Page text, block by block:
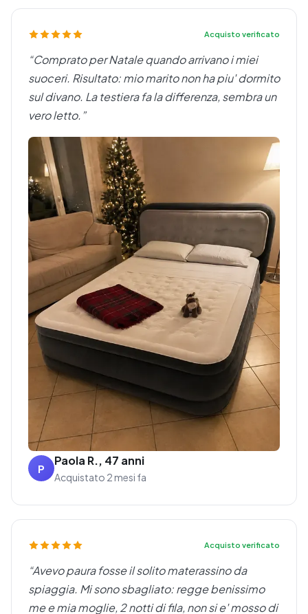
Acquisto verificato
“Comprato per Natale quando arrivano i miei
suoceri. Risultato: mio marito non ha piu' dormito
sul divano. La testiera fa la differenza, sembra un
vero letto.”
P
Paola R., 47 anni
Acquistato 2 mesi fa
Acquisto verificato
“Avevo paura fosse il solito materassino da
spiaggia. Mi sono sbagliato: regge benissimo
me e mia moglie, 2 notti di fila, non si e' mosso di